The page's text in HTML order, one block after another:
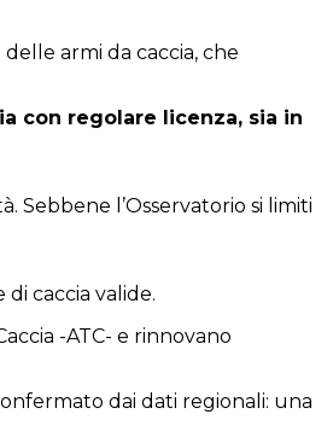
armi da caccia, che
con regolare licenza, sia in
Sebbene l’Osservatorio si limiti
caccia valide.
-ATC- e rinnovano
dai dati regionali: una